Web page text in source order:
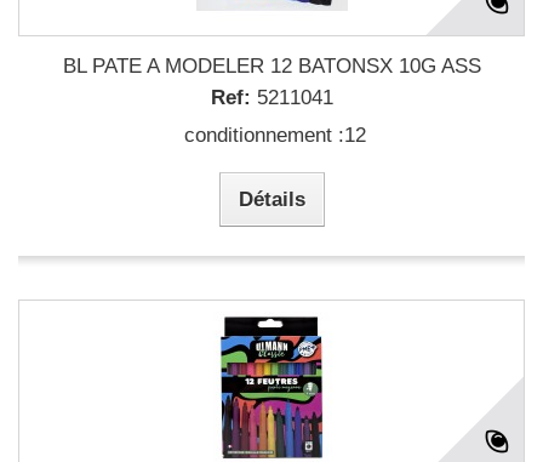
BL PATE A MODELER 12 BATONSX 10G ASS
Ref: 5211041
conditionnement :12
Détails